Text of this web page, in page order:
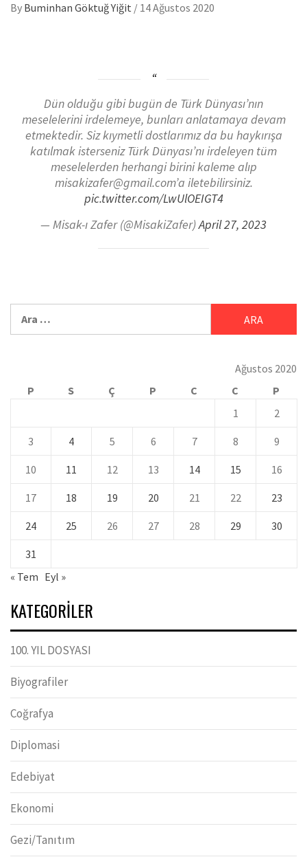
By Buminhan Göktuğ Yiğit / 14 Ağustos 2020
Dün olduğu gibi bugün de Türk Dünyası’nın
meselelerini irdelemeye, bunları anlatamaya devam
etmektedir. Siz kıymetli dostlarımız da bu haykırışa
katılmak isterseniz Türk Dünyası’nı irdeleyen tüm
meselelerden herhangi birini kaleme alıp
misakizafer@gmail.com’a iletebilirsiniz.
pic.twitter.com/LwUlOEIGT4
— Misak-ı Zafer (@MisakiZafer)April 27, 2023
Ağustos 2020
P
S Ç P C C
P
1
2
3 4 5 6 7 8 9
10 11 12 13 14 15 16
17 18 19 20 21 22 23
24 25 26 27 28 29 30
31
« Tem Eyl »
KATEGORILER
100. YIL DOSYASI
Biyografiler
Coğrafya
Diplomasi
Edebiyat
Ekonomi
Gezi/Tanıtım